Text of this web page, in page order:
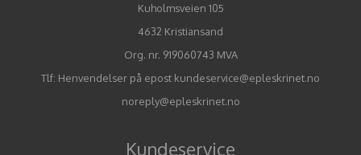
Kuholmsveien 105
4632 Kristiansand
Org. nr. 919060743 MVA
Tlf: Henvendelser på epost kundeservice@epleskrinet.no
noreply@epleskrinet.no
Kundeservice